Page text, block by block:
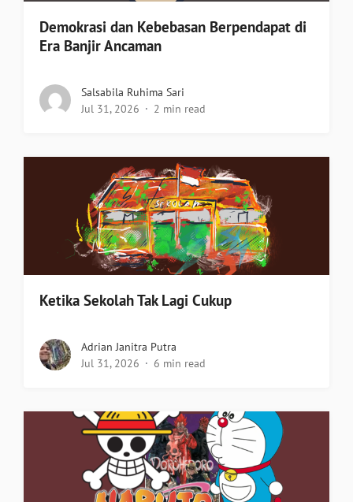
Demokrasi dan Kebebasan Berpendapat di
Era Banjir Ancaman
Salsabila Ruhima Sari
Jul 31, 2026
2 min read
Ketika Sekolah Tak Lagi Cukup
Adrian Janitra Putra
Jul 31, 2026
6 min read